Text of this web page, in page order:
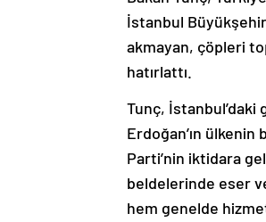
İstanbul Büyükşehir
akmayan, çöpleri
hatırlattı.
Tunç, İstanbul’daki
Erdoğan’ın ülkenin
Parti’nin iktidara
beldelerinde eser
hem genelde